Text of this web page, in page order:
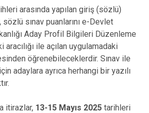
arasında yapılan giriş (sözlü)
sözlü sınav puanlarını e-Devlet
Aday Profil Bilgileri Düzenleme
aracılığı ile açılan uygulamadaki
öğrenebileceklerdir. Sınav ile
adaylara ayrıca herhangi bir yazılı
itirazlar, 13-15 Mayıs 2025 tarihleri